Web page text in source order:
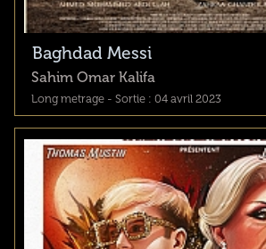
Baghdad Messi
Sahim Omar Kalifa
Long metrage - Sortie : 04 avril 2023